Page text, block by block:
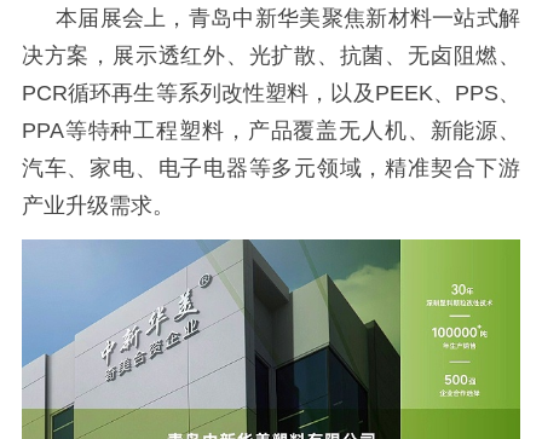
本届展会上，青岛中新华美聚焦新材料一站式解
决方案，展示透红外、光扩散、抗菌、无卤阻燃、
PCR循环再生等系列改性塑料，以及PEEK、PPS、
PPA等特种工程塑料，产品覆盖无人机、新能源、
汽车、家电、电子电器等多元领域，精准契合下游
产业升级需求。